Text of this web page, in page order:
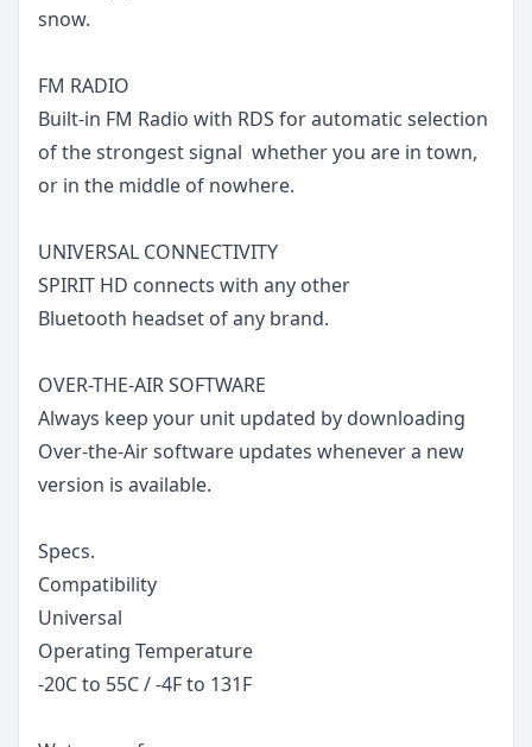
snow.
FM RADIO
Built-in FM Radio with RDS for automatic selection
of the strongest signal  whether you are in town,
or in the middle of nowhere.
UNIVERSAL CONNECTIVITY
SPIRIT HD connects with any other
Bluetooth headset of any brand.
OVER-THE-AIR SOFTWARE
Always keep your unit updated by downloading
Over-the-Air software updates whenever a new
version is available.
Specs.
Compatibility
Universal
Operating Temperature
-20C to 55C / -4F to 131F